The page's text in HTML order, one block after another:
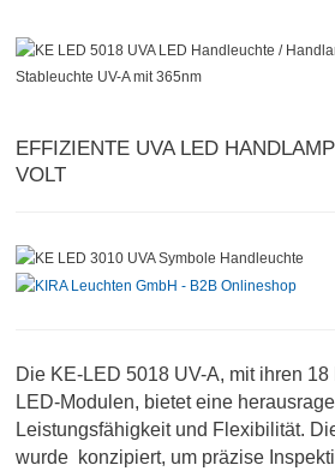
EFFIZIENTE UVA LED
VOLT
Die KE-LED 5018 UV-A, mit ihren
LED-Modulen, bietet eine
Leistungsfähigkeit und Flexibilität.
wurde konzipiert, um präzise